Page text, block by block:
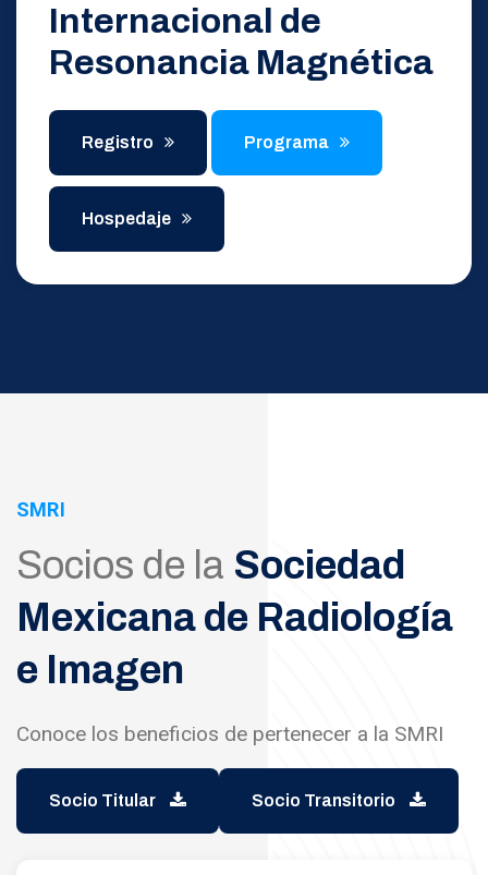
Internacional de
Resonancia Magnética
Registro Programa
Hospedaje
SMRI
Socios de la Sociedad
Mexicana de Radiología
e Imagen
Conoce los beneficios de pertenecer a la SMRI
Socio Titular Socio Transitorio